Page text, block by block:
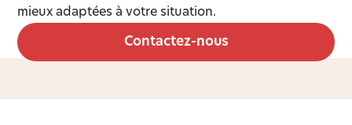
mieux adaptées à votre situation.
Contactez-nous